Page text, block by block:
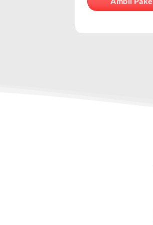
penyedia lain.
Lebih ekonomis
menikmati hiburan TV berkualitas,
Kecepatan wifi
Akses ratusan